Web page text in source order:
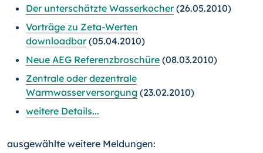
Der unterschätzte Wasserkocher(26.05.2010)
Vorträge zu Zeta-Werten
downloadbar(05.04.2010)
Neue AEG Referenzbroschüre (08.03.2010)
Zentrale oder dezentrale
Warmwasserversorgung (23.02.2010)
weitere Details...
ausgewählte weitere Meldungen: